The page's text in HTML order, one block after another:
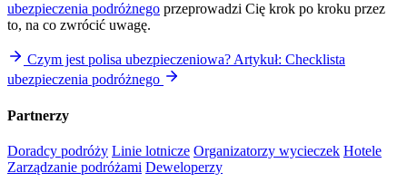
ubezpieczenia podróżnego przeprowadzi Cię krok po kroku przez
to, na co zwrócić uwagę.
Czym jest polisa ubezpieczeniowa? Artykuł: Checklista
ubezpieczenia podróżnego
Partnerzy
Doradcy podróży Linie lotnicze Organizatorzy wycieczek Hotele
Zarządzanie podróżami Deweloperzy